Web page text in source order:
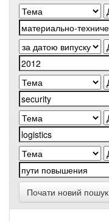
Почати новий пошук